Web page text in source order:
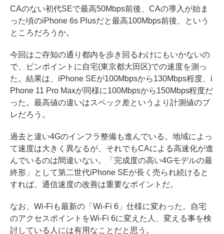
CAのない初代SEで最高50Mbps前後、CAの導入が始ま
った頃のiPhone 6s Plusだと最高100Mbps前後、という
ところだろうか。
今回はご存知の通り都内を歩き回るわけにもいかないの
で、ピンポイントに自宅(東京都大田区)での速度を測っ
た。結果は、iPhone SEが100Mbpsから130Mbps程度、i
Phone 11 Pro Maxが同様に100Mbpsから150Mbps程度だ
った。最高値の違いはスペック差というより計測値のブ
レだろう。
過去と違い4Gのインフラ整備も進んでいる。地域によっ
て速度は大きく異なるが、それでもCAによる高速化が進
んでいるのは間違いない。「完成度の高い4Gモデルの最
終形」として第二世代iPhone SEが長く売られ続けると
すれば、通信速度の改善は重要なポイントだ。
なお、Wi-Fiも最新の「Wi-Fi 6」仕様に変わった。自宅
のアクセスポイントをWi-Fi 6に変えた人、変える事を検
討している人には有用なことだと思う。